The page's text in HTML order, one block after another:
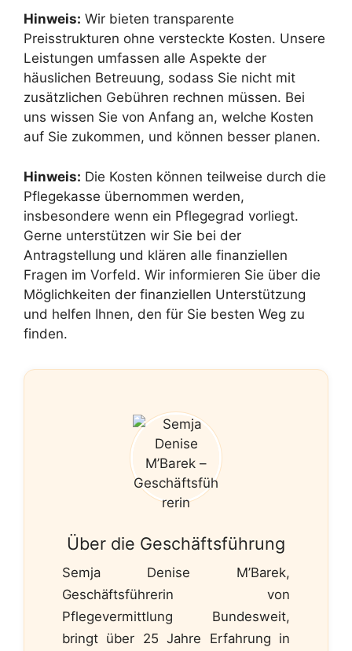
Hinweis: Wir bieten transparente
Preisstrukturen ohne versteckte Kosten. Unsere
Leistungen umfassen alle Aspekte der
häuslichen Betreuung, sodass Sie nicht mit
zusätzlichen Gebühren rechnen müssen. Bei
uns wissen Sie von Anfang an, welche Kosten
auf Sie zukommen, und können besser planen.
Hinweis: Die Kosten können teilweise durch die
Pflegekasse übernommen werden,
insbesondere wenn ein Pflegegrad vorliegt.
Gerne unterstützen wir Sie bei der
Antragstellung und klären alle finanziellen
Fragen im Vorfeld. Wir informieren Sie über die
Möglichkeiten der finanziellen Unterstützung
und helfen Ihnen, den für Sie besten Weg zu
finden.
Über die Geschäftsführung
Semja Denise M’Barek,
Geschäftsführerin von
Pflegevermittlung Bundesweit,
bringt über 25 Jahre Erfahrung in